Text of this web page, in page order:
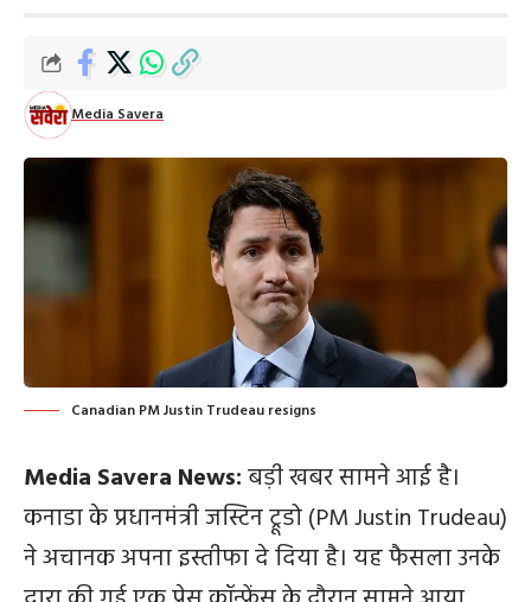
Media Savera
Canadian PM Justin Trudeau resigns
Media Savera News:बड़ी खबर सामने आई है।
कनाडा के प्रधानमंत्री जस्टिन ट्रूडो (PM Justin Trudeau)
ने अचानक अपना इस्तीफा दे दिया है। यह फैसला उनके